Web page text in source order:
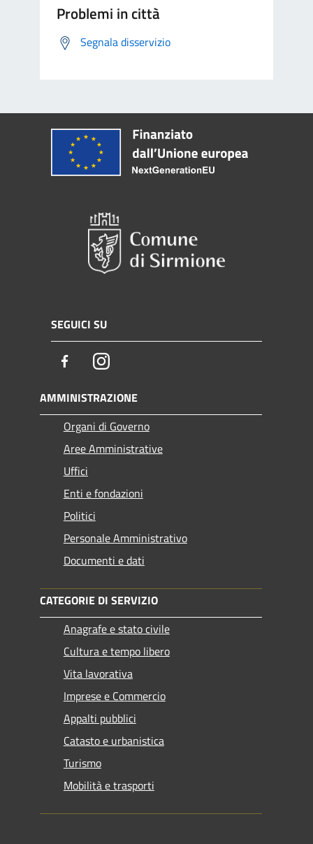
Problemi in città
Segnala disservizio
SEGUICI SU
FacebookInstagram
AMMINISTRAZIONE
Organi di Governo
Aree Amministrative
Uffici
Enti e fondazioni
Politici
Personale Amministrativo
Documenti e dati
CATEGORIE DI SERVIZIO
Anagrafe e stato civile
Cultura e tempo libero
Vita lavorativa
Imprese e Commercio
Appalti pubblici
Catasto e urbanistica
Turismo
Mobilità e trasporti